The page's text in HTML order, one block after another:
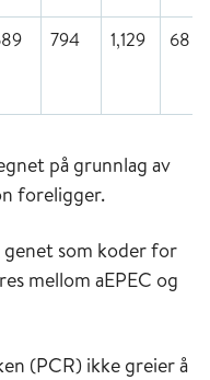
794 1,129 68 %
på grunnlag av
foreligger.
genet som koder for
mellom aEPEC og
(PCR) ikke greier å